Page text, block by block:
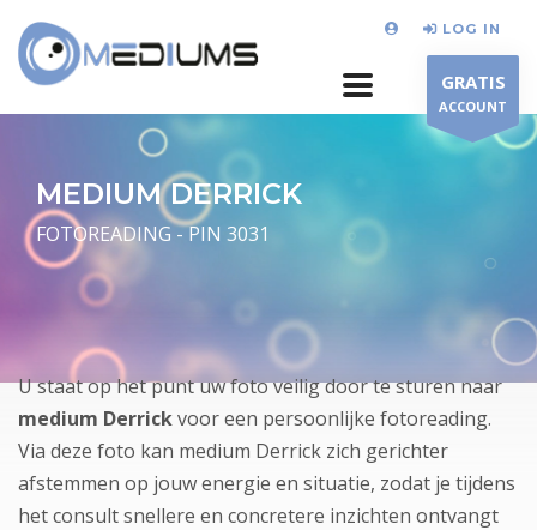
LOG IN
GRATIS
ACCOUNT
MEDIUM DERRICK
FOTOREADING - PIN 3031
U staat op het punt uw foto veilig door te sturen naar
medium Derrickvoor een persoonlijke fotoreading.
Via deze foto kan medium Derrick zich gerichter
afstemmen op jouw energie en situatie, zodat je tijdens
het consult snellere en concretere inzichten ontvangt